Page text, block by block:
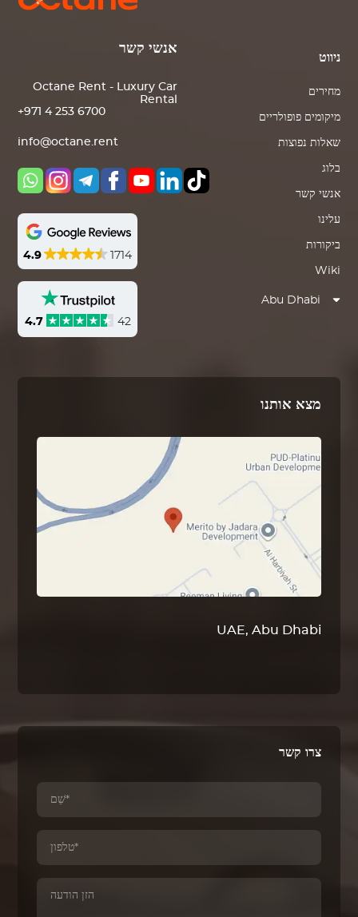
אנשי קשר
Octane Rent - Luxury Car
Rental
+971 4 253 6700
info@octane.rent
4.9 1714
4.7 42
ניווט
מחירים
מיקומים פופולריים
שאלות נפוצות
בלוג
אנשי קשר
עלינו
ביקורות
Wiki
Abu Dhabi
מצא אותנו
UAE, Abu Dhabi
צרו קשר